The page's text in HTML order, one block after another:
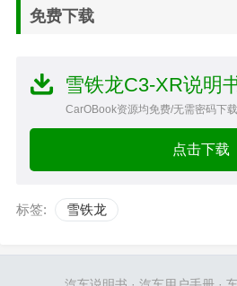
免费下载
雪铁龙C3-XR说明
CarOBook资源均免费/无需密码下
点击下载
标签: 雪铁龙